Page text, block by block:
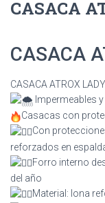
CASACA
CASACA
CASACA ATROX
Impermeables
Casacas con
Con
reforzados en
Forro interno
del año
Material: lona